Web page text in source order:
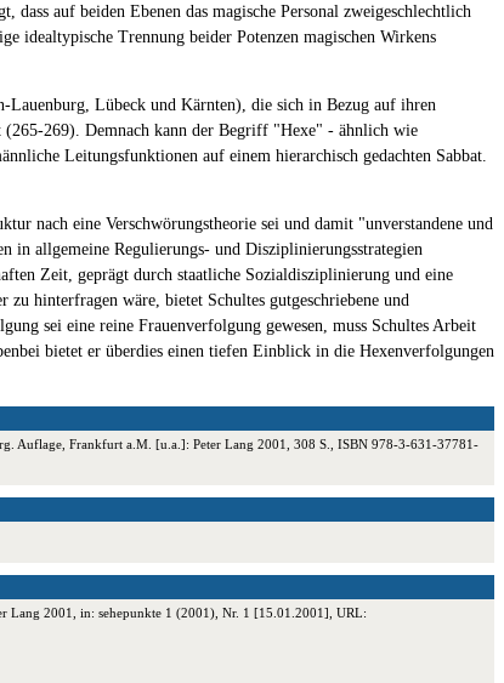
auf beiden Ebenen das magische Personal zweigeschlechtlich
idealtypische Trennung beider Potenzen magischen Wirkens
Lauenburg, Lübeck und Kärnten), die sich in Bezug auf ihren
(265-269). Demnach kann der Begriff "Hexe" - ähnlich wie
Leitungsfunktionen auf einem hierarchisch gedachten Sabbat.
nach eine Verschwörungstheorie sei und damit "unverstandene und
in allgemeine Regulierungs- und Disziplinierungsstrategien
Zeit, geprägt durch staatliche Sozialdisziplinierung und eine
hinterfragen wäre, bietet Schultes gutgeschriebene und
sei eine reine Frauenverfolgung gewesen, muss Schultes Arbeit
bietet er überdies einen tiefen Einblick in die Hexenverfolgungen
Auflage, Frankfurt a.M. [u.a.]: Peter Lang 2001, 308 S., ISBN 978-3-631-37781-
Lang 2001, in: sehepunkte 1 (2001), Nr. 1 [15.01.2001], URL: